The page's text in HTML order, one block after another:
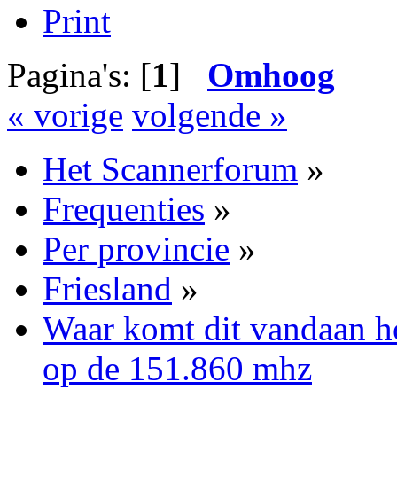
Print
Pagina's: [1] Omhoog
« vorige volgende »
Het Scannerforum »
Frequenties »
Per provincie »
Friesland »
Waar komt dit vandaan
op de 151.860 mhz